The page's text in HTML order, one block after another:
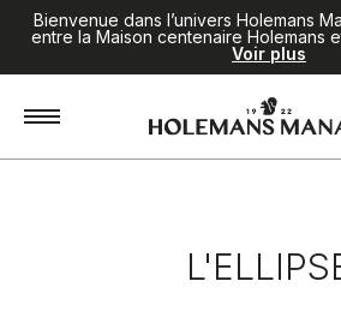
Bienvenue dans l’univers Holemans
entre la Maison centenaire Holemans
Voir plus
Joaillerie / L'Ellipse